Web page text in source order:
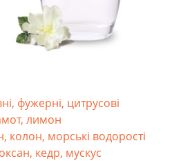
фужерні, цитрусові
лимон
колон, морські водорості
кедр, мускус